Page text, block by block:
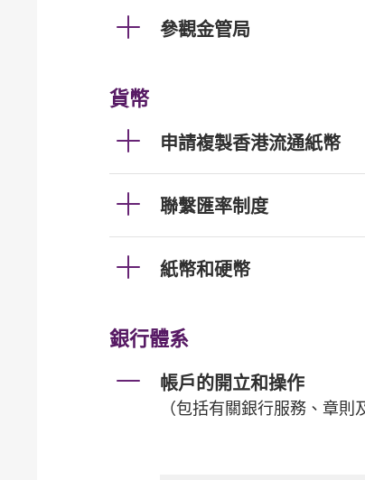
參觀金管局
貨幣
申請複製香港流通紙幣
聯繫匯率制度
紙幣和硬幣
銀行體系
帳戶的開立和操作
（包括有關銀行服務、章則